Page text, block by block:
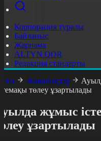
Корпорация туралы
Байланыс
Жарнама
ALTYN QOR
Редакция стандарты
Жаңалықтар
төлеу ұзартылады
жұмыс
ұзартылады